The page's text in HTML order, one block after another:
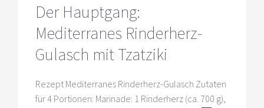
Der Hauptgang:
Mediterranes Rinderherz-
Gulasch mit Tzatziki
Rezept Mediterranes Rinderherz-Gulasch Zutaten
für 4 Portionen: Marinade: 1 Rinderherz (ca. 700 g),